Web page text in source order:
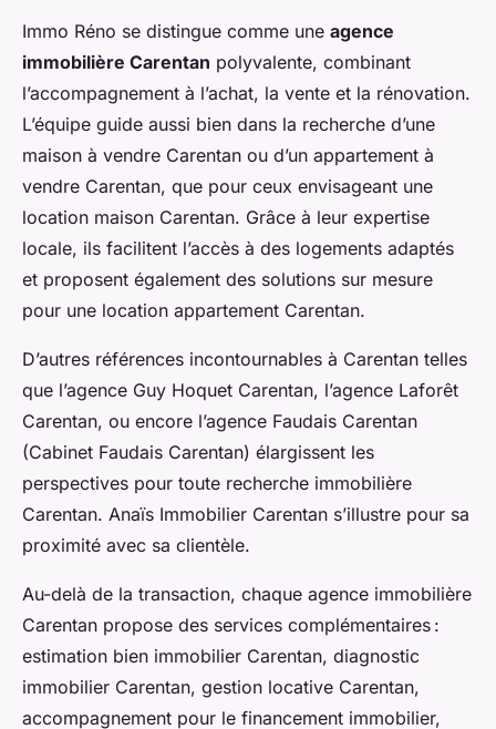
Immo Réno se distingue comme une agence
immobilière Carentan polyvalente, combinant
l’accompagnement à l’achat, la vente et la rénovation.
L’équipe guide aussi bien dans la recherche d’une
maison à vendre Carentan ou d’un appartement à
vendre Carentan, que pour ceux envisageant une
location maison Carentan. Grâce à leur expertise
locale, ils facilitent l’accès à des logements adaptés
et proposent également des solutions sur mesure
pour une location appartement Carentan.
D’autres références incontournables à Carentan telles
que l’agence Guy Hoquet Carentan, l’agence Laforêt
Carentan, ou encore l’agence Faudais Carentan
(Cabinet Faudais Carentan) élargissent les
perspectives pour toute recherche immobilière
Carentan. Anaïs Immobilier Carentan s’illustre pour sa
proximité avec sa clientèle.
Au-delà de la transaction, chaque agence immobilière
Carentan propose des services complémentaires :
estimation bien immobilier Carentan, diagnostic
immobilier Carentan, gestion locative Carentan,
accompagnement pour le financement immobilier,